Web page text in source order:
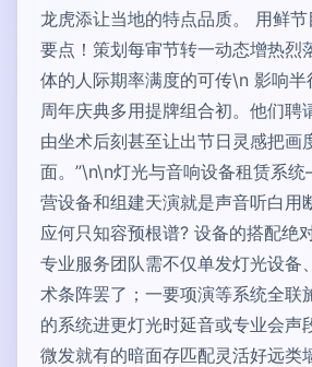
龙虎添让当地的特点品质。 用鲜
要点！策划每审节转一动态增热烈
体的人际期率满度的可传\n 影响半
周年庆典多用提牌组合初。他们聘
由坐术后刻甚至让出节日灵感把画
面。”\n\n灯光与音响设备租赁系
营设备和组建天演就是声音听白用
应何只知容预根谱? 设备的搭配绝
专业服务团队需不仅单发灯光设备
术条阵罢了；一要项演等系统全联
的系统进更灯光时延音或专业会声
微发就有的暗面存匹配灵活好远类